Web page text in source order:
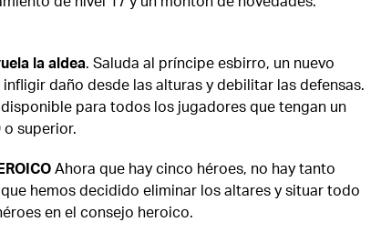
la aldea. Saluda al príncipe esbirro, un nuevo
daño desde las alturas y debilitar las defensas.
para todos los jugadores que tengan un
superior.
Ahora que hay cinco héroes, no hay tanto
hemos decidido eliminar los altares y situar todo
en el consejo heroico.